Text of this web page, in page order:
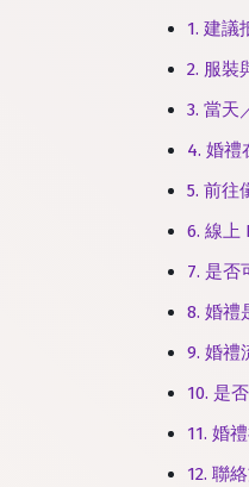
1. 建議
2. 服裝
3. 當天
4. 婚禮
5. 前往
6. 線上
7. 是否
8. 婚禮
9. 婚禮
10. 是
11. 婚
12. 聯